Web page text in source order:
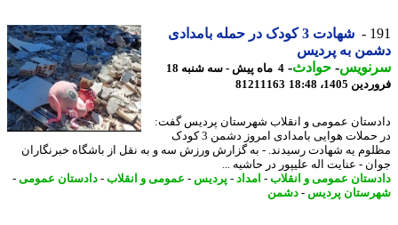
شهادت 3 کودک در حمله بامدادی
به پردیس
-حوادث -
4 ماه پیش - سه شنبه 18
1405، 18:48
81211163
عمومی و انقلاب شهرستان پردیس گفت:
در حملات هوایی بامدادی امروز دشمن 3 کودک
یه شهادت رسیدند. - به گزارش ورزش سه و به نقل از باشگاه خبرنگاران
- عنایت اله علیپور در حاشیه ...
عمومی و انقلاب-امداد -پردیس-عمومی و انقلاب-دادستان عمومی-
پردیس-دشمن